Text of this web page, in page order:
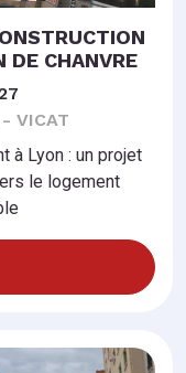
DE CHANVRE
- VICAT
à Lyon : un projet
le logement